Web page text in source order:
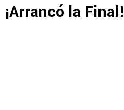
¡Arrancó la Final!